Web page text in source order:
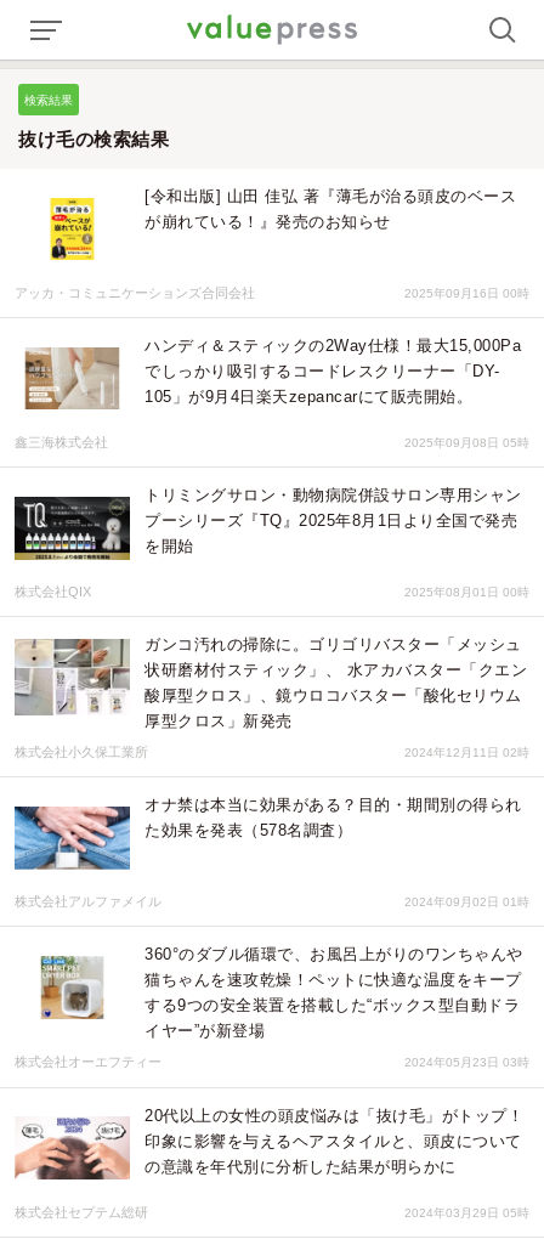
検索結果
抜け毛の検索結果
[令和出版] 山田 佳弘 著『薄毛が治る頭皮のベース
が崩れている！』発売のお知らせ
アッカ・コミュニケーションズ合同会社 2025年09月16日 00時
ハンディ＆スティックの2Way仕様！最大15,000Pa
でしっかり吸引するコードレスクリーナー「DY-
105」が9月4日楽天zepancarにて販売開始。
鑫三海株式会社 2025年09月08日 05時
トリミングサロン・動物病院併設サロン専用シャン
プーシリーズ『TQ』2025年8月1日より全国で発売
を開始
株式会社QIX 2025年08月01日 00時
ガンコ汚れの掃除に。ゴリゴリバスター「メッシュ
状研磨材付スティック」、 水アカバスター「クエン
酸厚型クロス」、鏡ウロコバスター「酸化セリウム
厚型クロス」新発売
株式会社小久保工業所 2024年12月11日 02時
オナ禁は本当に効果がある？目的・期間別の得られ
た効果を発表（578名調査）
株式会社アルファメイル 2024年09月02日 01時
360°のダブル循環で、お風呂上がりのワンちゃんや
猫ちゃんを速攻乾燥！ペットに快適な温度をキープ
する9つの安全装置を搭載した“ボックス型自動ドラ
イヤー”が新登場
株式会社オーエフティー 2024年05月23日 03時
20代以上の女性の頭皮悩みは「抜け毛」がトップ！
印象に影響を与えるヘアスタイルと、頭皮について
の意識を年代別に分析した結果が明らかに
株式会社セプテム総研 2024年03月29日 05時